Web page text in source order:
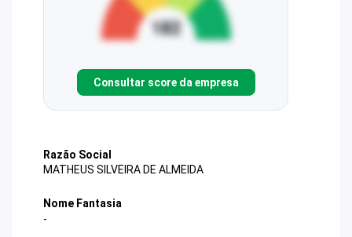
Consultar score da empresa
Razão Social
MATHEUS SILVEIRA DE ALMEIDA
Nome Fantasia
-